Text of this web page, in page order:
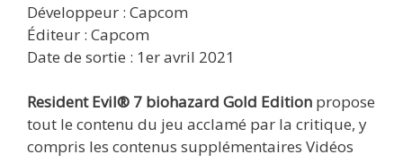
Développeur : Capcom
Éditeur : Capcom
Date de sortie : 1er avril 2021
Resident Evil® 7 biohazard Gold Edition propose
tout le contenu du jeu acclamé par la critique, y
compris les contenus supplémentaires Vidéos